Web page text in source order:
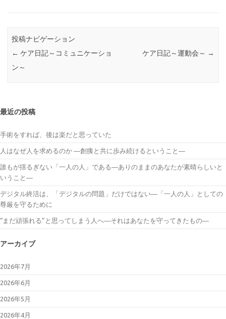
投稿ナビゲーション
← ケア日記～コミュニケーショ
ン～
ケア日記～運動会～ →
最近の投稿
手術をすれば、後は楽だと思っていた
人はなぜ人を求めるのか ―創痍と共に歩み続けるということ―
誰もが揺るぎない「一人の人」である―ありのままのあなたが素晴らしいと
いうこと―
デジタル終活は、「デジタルの問題」だけではない―「一人の人」としての
尊厳を守るために
“まだ頑張れる”と思ってしまう人へ―それはあなたを守ってきたもの―
アーカイブ
2026年7月
2026年6月
2026年5月
2026年4月